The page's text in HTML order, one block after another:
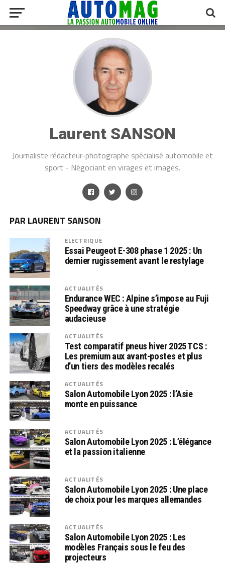
Laurent SANSON
Journaliste rédacteur-photographe spécialisé automobile et
sport - Négociant en virages et images.
PAR LAURENT SANSON
ELECTRIQUE
Essai Peugeot E-308 phase 1 2025 : Un
dernier rugissement avant le restylage
ACTUALITÉS
Endurance WEC : Alpine s’impose au Fuji
Speedway grâce à une stratégie
audacieuse
ACTUALITÉS
Test comparatif pneus hiver 2025 TCS :
Les premium aux avant-postes et plus
d’un tiers des modèles recalés
ACTUALITÉS
Salon Automobile Lyon 2025 : l’Asie
monte en puissance
ACTUALITÉS
Salon Automobile Lyon 2025 : L’élégance
et la passion italienne
ACTUALITÉS
Salon Automobile Lyon 2025 : Une place
de choix pour les marques allemandes
ACTUALITÉS
Salon Automobile Lyon 2025 : Les
modèles Français sous le feu des
projecteurs